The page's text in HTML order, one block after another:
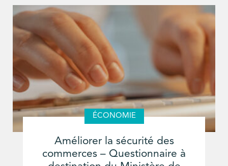
ÉCONOMIE
Améliorer la sécurité des
commerces – Questionnaire à